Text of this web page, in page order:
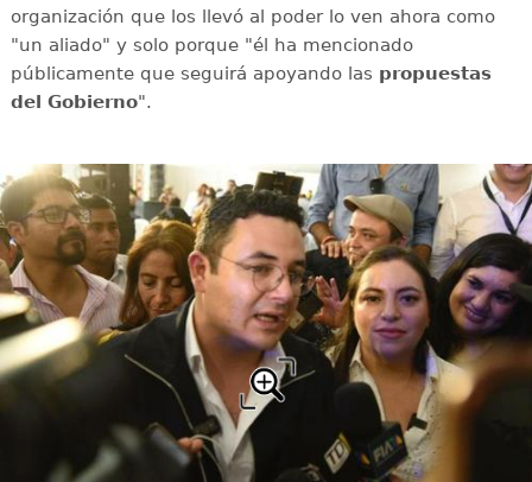
organización que los llevó al poder lo ven ahora como
"un aliado" y solo porque "él ha mencionado
públicamente que seguirá apoyando las propuestas
del Gobierno".